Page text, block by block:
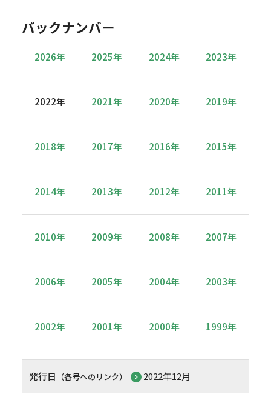
バックナンバー
2026年 2025年 2024年 2023年
2022年 2021年 2020年 2019年
2018年 2017年 2016年 2015年
2014年 2013年 2012年 2011年
2010年 2009年 2008年 2007年
2006年 2005年 2004年 2003年
2002年 2001年 2000年 1999年
発行日 （各号へのリンク） 2022年12月